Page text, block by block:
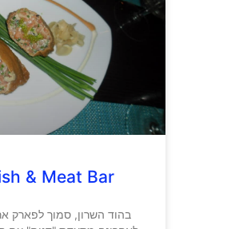
& Meat Bar
בהוד השרון, סמוך לפארק